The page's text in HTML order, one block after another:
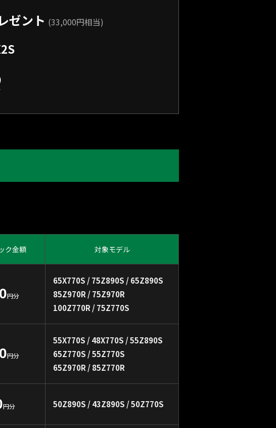
ゼント (33,000円相当)
ク金額 対象モデル
円分
65X770S / 75Z890S / 65Z890S
85Z970R / 75Z970R
100Z770R / 75Z770S
円分
55X770S / 48X770S / 55Z890S
65Z770S / 55Z770S
65Z970R / 85Z770R
円分 50Z890S / 43Z890S / 50Z770S